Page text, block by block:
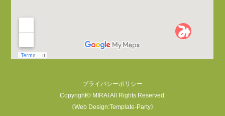
プライバシーポリシー
Copyright© MIRAI All Rights Reserved.
《Web Design:Template-Party》